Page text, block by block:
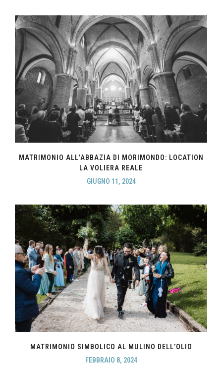
MATRIMONIO ALL’ABBAZIA DI MORIMONDO: LOCATION
LA VOLIERA REALE
GIUGNO 11, 2024
MATRIMONIO SIMBOLICO AL MULINO DELL’OLIO
FEBBRAIO 8, 2024